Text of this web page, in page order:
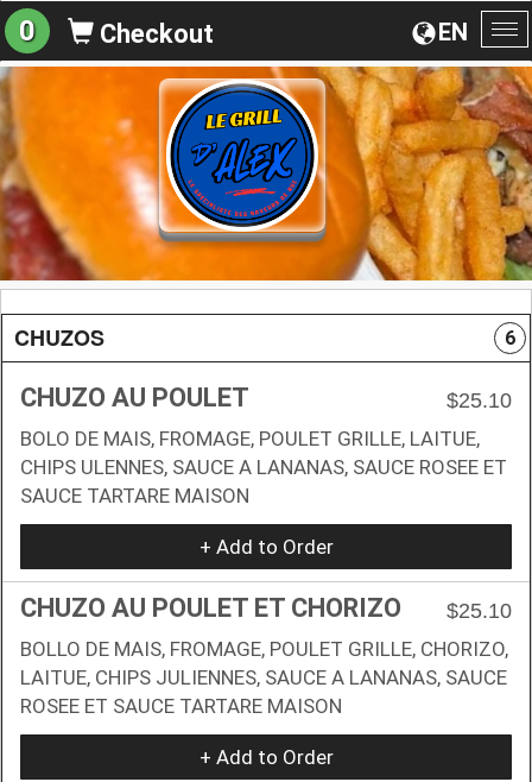
EN
0 Checkout
CHUZOS 6
CHUZO AU POULET
$25.10
BOLO DE MAIS, FROMAGE, POULET GRILLE, LAITUE,
CHIPS ULENNES, SAUCE A LANANAS, SAUCE ROSEE ET
SAUCE TARTARE MAISON
+ Add to Order
CHUZO AU POULET ET CHORIZO
$25.10
BOLLO DE MAIS, FROMAGE, POULET GRILLE, CHORIZO,
LAITUE, CHIPS JULIENNES, SAUCE A LANANAS, SAUCE
ROSEE ET SAUCE TARTARE MAISON
+ Add to Order